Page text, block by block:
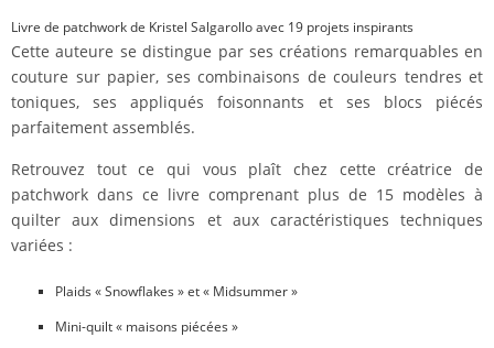
Livre de patchwork de Kristel Salgarollo avec 19 projets inspirants
Cette auteure se distingue par ses créations remarquables en
couture sur papier, ses combinaisons de couleurs tendres et
toniques, ses appliqués foisonnants et ses blocs piécés
parfaitement assemblés.
Retrouvez tout ce qui vous plaît chez cette créatrice de
patchwork dans ce livre comprenant plus de 15 modèles à
quilter aux dimensions et aux caractéristiques techniques
variées :
Plaids « Snowflakes » et « Midsummer »
Mini-quilt « maisons piécées »